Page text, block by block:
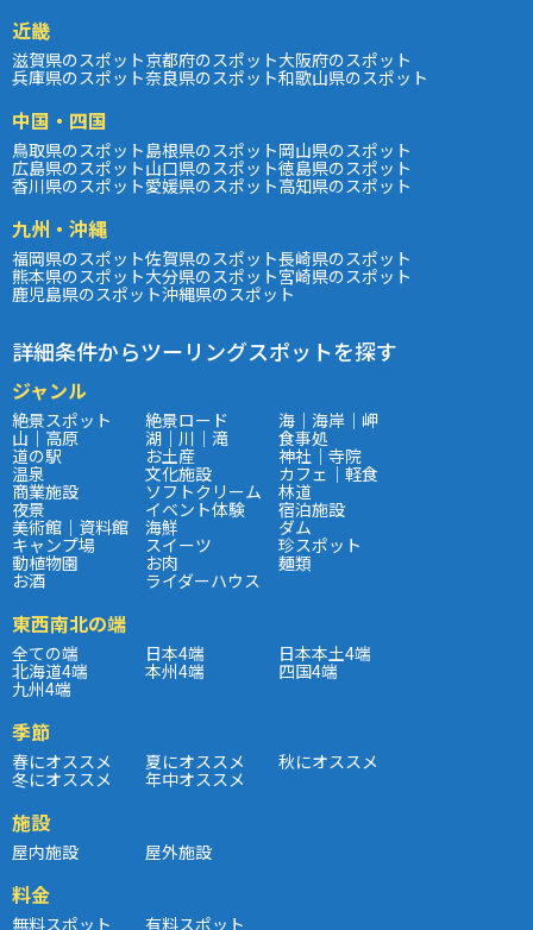
近畿
滋賀県のスポット京都府のスポット大阪府のスポット
兵庫県のスポット奈良県のスポット和歌山県のスポット
中国・四国
鳥取県のスポット島根県のスポット岡山県のスポット
広島県のスポット山口県のスポット徳島県のスポット
香川県のスポット愛媛県のスポット高知県のスポット
九州・沖縄
福岡県のスポット佐賀県のスポット長崎県のスポット
熊本県のスポット大分県のスポット宮崎県のスポット
鹿児島県のスポット沖縄県のスポット
詳細条件からツーリングスポットを探す
ジャンル
絶景スポット 絶景ロード 海｜海岸｜岬
山｜高原 湖｜川｜滝 食事処
道の駅 お土産 神社｜寺院
温泉 文化施設 カフェ｜軽食
商業施設 ソフトクリーム 林道
夜景 イベント体験 宿泊施設
美術館｜資料館 海鮮 ダム
キャンプ場 スイーツ 珍スポット
動植物園 お肉 麺類
お酒 ライダーハウス
東西南北の端
全ての端 日本4端 日本本土4端
北海道4端 本州4端 四国4端
九州4端
季節
春にオススメ 夏にオススメ 秋にオススメ
冬にオススメ 年中オススメ
施設
屋内施設 屋外施設
料金
無料スポット 有料スポット